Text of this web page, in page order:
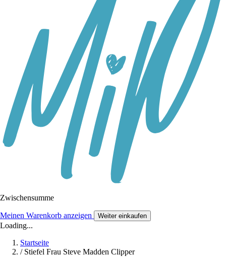
Zwischensumme
Meinen Warenkorb anzeigen Weiter einkaufen
Loading...
Startseite
/ Stiefel Frau Steve Madden Clipper